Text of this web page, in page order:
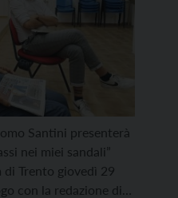
Santini presenterà
nei miei sandali”
di Trento giovedì 29
con la redazione di